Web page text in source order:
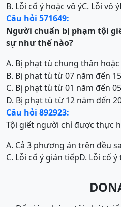
B. Lỗi cố ý hoặc vô ýC. Lỗi vô ý
Câu hỏi 571649:
Người chuẩn bị phạm tội
sự như thế nào?
A. Bị phạt tù chung thân
B. Bị phạt tù từ 07 năm đến
C. Bị phạt tù từ 01 năm đến
D. Bị phạt tù từ 12 năm đến
Câu hỏi 892923:
Tội giết người chỉ được thực
A. Cả 3 phương án trên đều
C. Lỗi cố ý gián tiếpD. Lỗi cố